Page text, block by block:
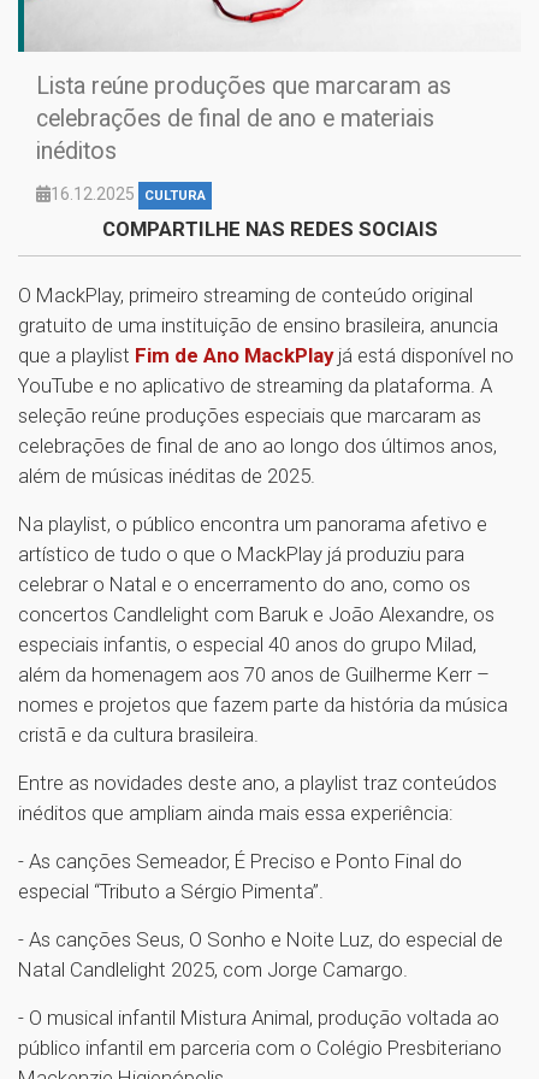
Lista reúne produções que marcaram as
celebrações de final de ano e materiais
inéditos
16.12.2025 CULTURA
COMPARTILHE NAS REDES SOCIAIS
O MackPlay, primeiro streaming de conteúdo original
gratuito de uma instituição de ensino brasileira, anuncia
que a playlist Fim de Ano MackPlayjá está disponível no
YouTube e no aplicativo de streaming da plataforma. A
seleção reúne produções especiais que marcaram as
celebrações de final de ano ao longo dos últimos anos,
além de músicas inéditas de 2025.
Na playlist, o público encontra um panorama afetivo e
artístico de tudo o que o MackPlay já produziu para
celebrar o Natal e o encerramento do ano, como os
concertos Candlelight com Baruk e João Alexandre, os
especiais infantis, o especial 40 anos do grupo Milad,
além da homenagem aos 70 anos de Guilherme Kerr –
nomes e projetos que fazem parte da história da música
cristã e da cultura brasileira.
Entre as novidades deste ano, a playlist traz conteúdos
inéditos que ampliam ainda mais essa experiência:
- As canções Semeador, É Preciso e Ponto Final do
especial “Tributo a Sérgio Pimenta”.
- As canções Seus, O Sonho e Noite Luz, do especial de
Natal Candlelight 2025, com Jorge Camargo.
- O musical infantil Mistura Animal, produção voltada ao
público infantil em parceria com o Colégio Presbiteriano